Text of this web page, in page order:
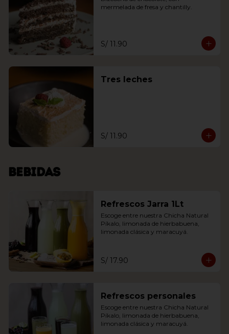
mermelada de fresa y chantilly.
S/ 11.90
Tres leches
S/ 11.90
Bebidas
Refrescos Jarra 1Lt
Escoge entre nuestra Chicha Natural
Píkalo, limonada de hierbabuena,
limonada clásica y maracuyá.
S/ 17.90
Refrescos personales
Escoge entre nuestra Chicha Natural
Píkalo, limonada de hierbabuena,
limonada clásica y maracuyá.